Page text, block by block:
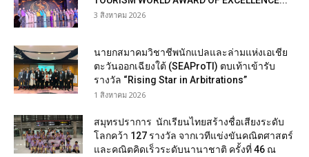
3 สิงหาคม 2026
นายกสมาคมวิชาชีพนักแปลและล่ามแห่งเอเชีย
ตะวันออกเฉียงใต้ (SEAProTI) ตบเท้าเข้ารับ
รางวัล “Rising Star in Arbitrations”
1 สิงหาคม 2026
สมุทรปราการ นักเรียนไทยสร้างชื่อเสียงระดับ
โลกคว้า 127 รางวัล จากเวทีแข่งขันคณิตศาสตร์
และคณิตคิดเร็วระดับนานาชาติ ครั้งที่ 46 ณ